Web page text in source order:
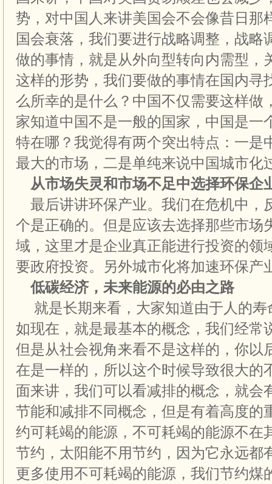
势，对中国人来讲美国会不会像昔日那
国会衰落，我们要进行战略调整，战略
做的事情，就是从外向型转向内需型，
这样的形势，我们要做的事情在国内寻
么所幸的是什么？中国不仅需要这样做
家知道中国不是一般的国家，中国是一
特在哪？我觉得有两个突出特点：一是
最大的市场，二是单纯来说中国城市化
从市场失灵和市场不足中选择环保企
最后讲讲环保产业。我们在危机中，
个是正确的。但是应该去选择那些市场
域，这里才是企业真正能进行投资的领
要政府投资。另外城市化将加速环保产
低碳经济，未来能源的必由之路
就是长期来看，大家知道由于人的
如现在，就是最基本的概念，我们经常
但是从社会视角来看不是这样的，你以
在是一样的，所以这个时候导致很大的
面来讲，我们可以看减排的概念，就会
节能和减排不同概念，但是有着高度的
约可耗竭的能源，不可耗竭的能源不在
节约，太阳能不用节约，因为它永远都
更多使用不可耗竭的能源，我们节约煤